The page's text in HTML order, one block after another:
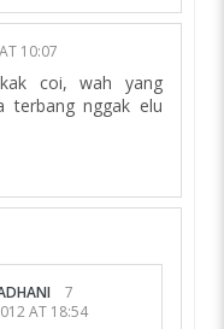
10:07
coi, wah yang
terbang nggak elu
7
AT 18:54